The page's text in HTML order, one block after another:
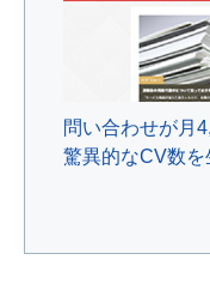
問い合わせが月
驚異的なCV数